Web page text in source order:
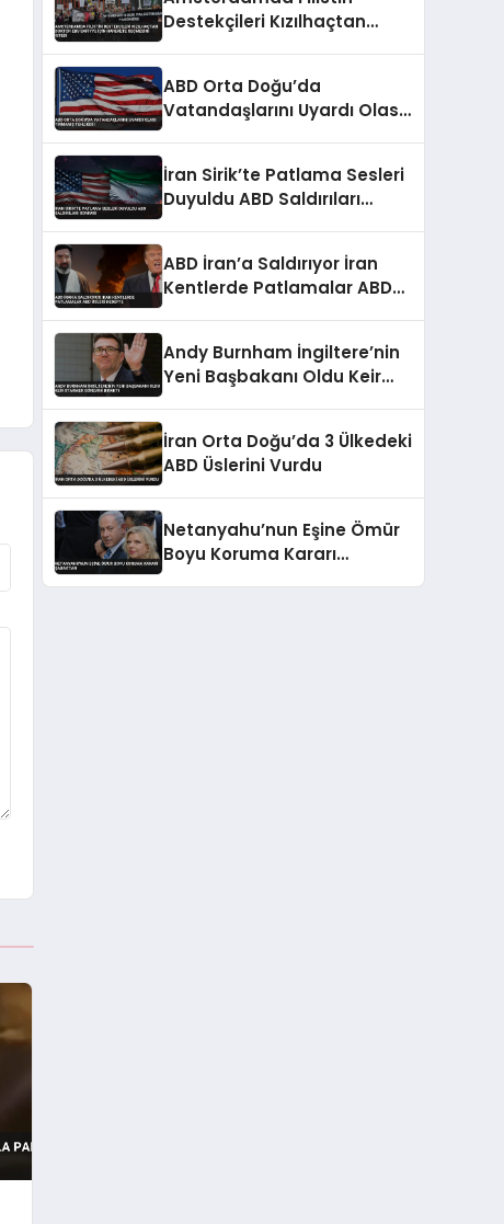
Destekçileri Kızılhaçtan
ABD Orta Doğu’da
Vatandaşlarını Uyardı Olası
İran Sirik’te Patlama Sesleri
Duyuldu ABD Saldırıları
ABD İran’a Saldırıyor İran
Kentlerde Patlamalar ABD
Andy Burnham İngiltere’nin
Yeni Başbakanı Oldu Keir
İran Orta Doğu’da 3 Ülkedeki
ABD Üslerini Vurdu
Netanyahu’nun Eşine Ömür
Boyu Koruma Kararı